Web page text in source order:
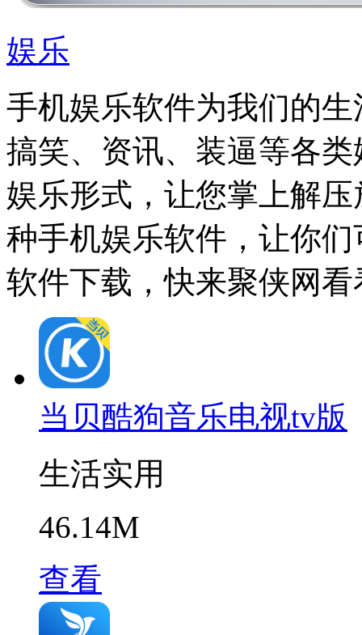
娱乐
手机娱乐软件为我们的
搞笑、资讯、装逼等各
娱乐形式，让您掌上解
种手机娱乐软件，让你
软件下载，快来聚侠网看
当贝酷狗音乐电视tv版
生活实用
46.14M
查看